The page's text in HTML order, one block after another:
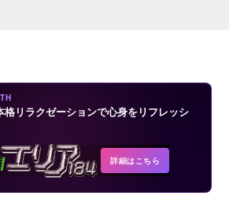
格リラクゼーションで心身をリフレッシ
詳細はこちら